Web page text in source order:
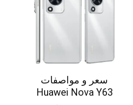
سعر و مواصفات
Huawei Nova Y63